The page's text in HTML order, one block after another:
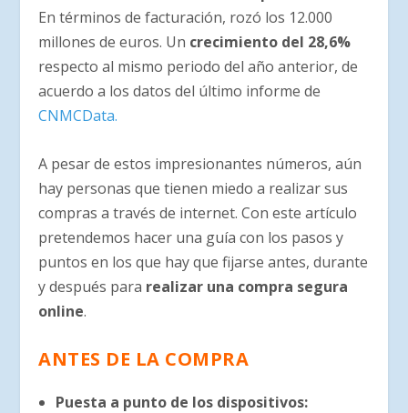
En términos de facturación, rozó los 12.000
millones de euros. Un crecimiento del 28,6%
respecto al mismo periodo del año anterior, de
acuerdo a los datos del último informe de
CNMCData.
A pesar de estos impresionantes números, aún
hay personas que tienen miedo a realizar sus
compras a través de internet. Con este artículo
pretendemos hacer una guía con los pasos y
puntos en los que hay que fijarse antes, durante
y después para realizar una compra segura
online.
ANTES DE LA COMPRA
Puesta a punto de los dispositivos: